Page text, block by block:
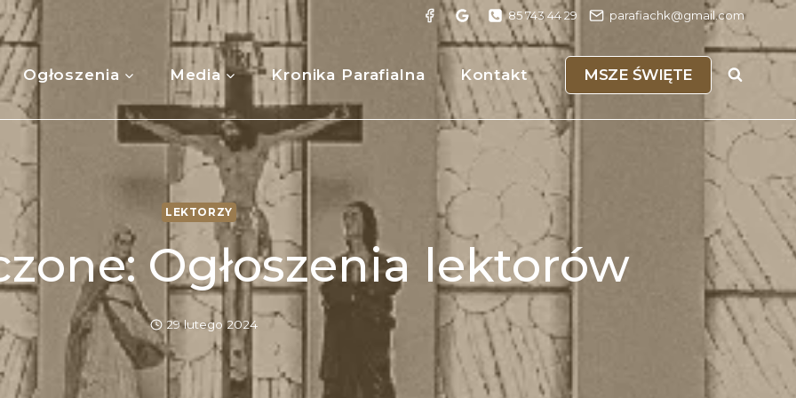
85 743 44 29 parafiachk@gmail.com
Ogłoszenia Media Kronika Parafialna Kontakt MSZE ŚWIĘTE
LEKTORZY
Ogłoszenia lektorów
29 lutego 2024